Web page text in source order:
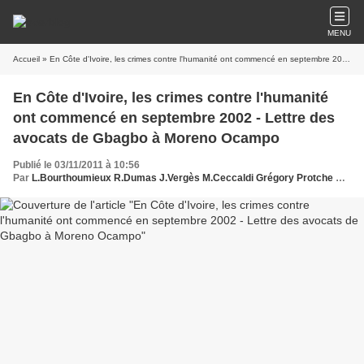
MENU
Accueil » En Côte d'Ivoire, les crimes contre l'humanité ont commencé en septembre 2002 - Lettre des avocats de Gbagbo à Moreno Ocampo
En Côte d'Ivoire, les crimes contre l'humanité
ont commencé en septembre 2002 - Lettre des
avocats de Gbagbo à Moreno Ocampo
Publié le 03/11/2011 à 10:56
Par L.Bourthoumieux R.Dumas J.Vergès M.Ceccaldi Grégory Protche www.legrigriinternational.com